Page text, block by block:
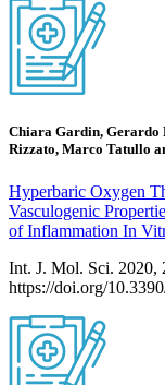
Chiara Gardin, Gerardo
Rizzato, Marco Tatullo
Hyperbaric Oxygen
Vasculogenic
of Inflammation In
Int. J. Mol. Sci. 2020,
https://doi.org/